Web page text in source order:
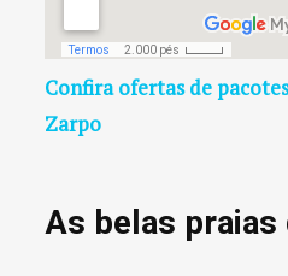
Confira ofertas de
Zarpo
As belas praias